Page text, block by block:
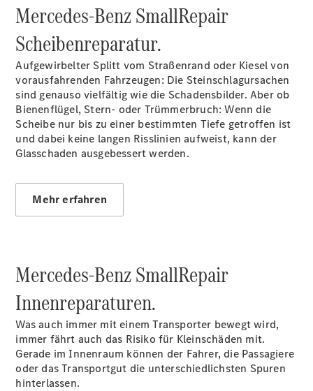
Leasing
Finanzierung
Privatkunden
Finanzierung
Gewerbekunden
Mercedes-
Benz
Store
Gebrauchtwagensuche
Sprinter
Sprinter
Kastenwagen
eSprinter
Kastenwagen
- elektrisch
Sprinter
Tourer
Mercedes-Benz SmallRepair
Scheibenreparatur.
Aufgewirbelter Splitt vom Straßenrand oder Kiesel von
vorausfahrenden Fahrzeugen: Die Steinschlagursachen
sind genauso vielfältig wie die Schadensbilder. Aber ob
Bienenflügel, Stern- oder Trümmerbruch: Wenn die
Scheibe nur bis zu einer bestimmten Tiefe getroffen ist
und dabei keine langen Risslinien aufweist, kann der
Glasschaden ausgebessert werden.
Mehr erfahren
Mercedes-Benz SmallRepair
Innenreparaturen.
Was auch immer mit einem Transporter bewegt wird,
immer fährt auch das Risiko für Kleinschäden mit.
Gerade im Innenraum können der Fahrer, die Passagiere
oder das Transportgut die unterschiedlichsten Spuren
hinterlassen.